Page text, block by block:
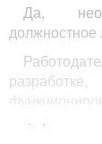
Да,
труда,